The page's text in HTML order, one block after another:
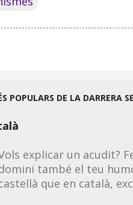
POPULARS DE LA DARRERA
explicar un acudit?
també el teu
que en català,